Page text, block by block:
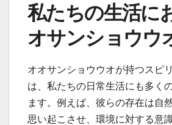
私たちの生活に
オサンショウウ
オオサンショウウオが持つスピ
は、私たちの日常生活にも多く
ます。例えば、彼らの存在は自
思い起こさせ、環境に対する意